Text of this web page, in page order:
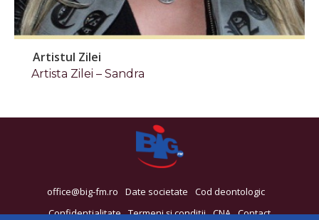
Artistul Zilei
Artista Zilei – Sandra
office@big-fm.ro Date societate
Cod deontologic
Confidențialitate Termeni și condiții CNA Contact